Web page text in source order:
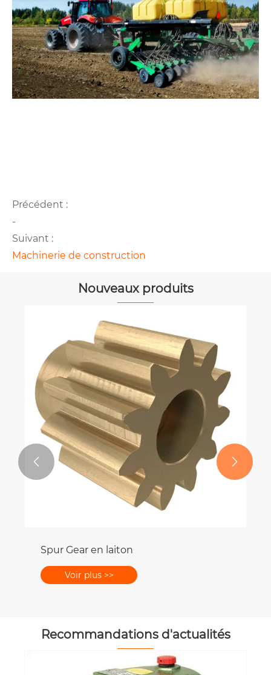
Précédent :
-
Suivant :
Machinerie de construction
Nouveaux produits
Spur Gear en laiton
Voir plus >>
 
Recommandations d'actualités